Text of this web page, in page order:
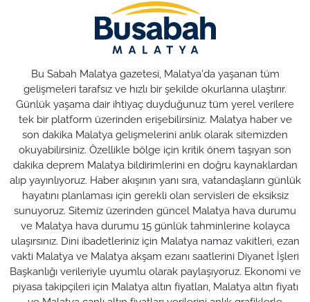
Bu Sabah Malatya gazetesi, Malatya'da yaşanan tüm
gelişmeleri tarafsız ve hızlı bir şekilde okurlarına ulaştırır.
Günlük yaşama dair ihtiyaç duyduğunuz tüm yerel verilere
tek bir platform üzerinden erişebilirsiniz. Malatya haber ve
son dakika Malatya gelişmelerini anlık olarak sitemizden
okuyabilirsiniz. Özellikle bölge için kritik önem taşıyan son
dakika deprem Malatya bildirimlerini en doğru kaynaklardan
alıp yayınlıyoruz. Haber akışının yanı sıra, vatandaşların günlük
hayatını planlaması için gerekli olan servisleri de eksiksiz
sunuyoruz. Sitemiz üzerinden güncel Malatya hava durumu
ve Malatya hava durumu 15 günlük tahminlerine kolayca
ulaşırsınız. Dini ibadetleriniz için Malatya namaz vakitleri, ezan
vakti Malatya ve Malatya akşam ezanı saatlerini Diyanet İşleri
Başkanlığı verileriyle uyumlu olarak paylaşıyoruz. Ekonomi ve
piyasa takipçileri için Malatya altın fiyatları, Malatya altın fiyatı